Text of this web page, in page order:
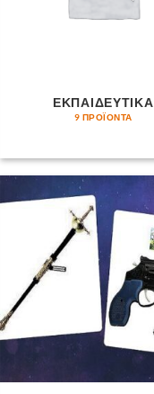
ΕΚΠΑΙΔΕΥΤΙΚΑ
9 ΠΡΟΪΌΝΤΑ